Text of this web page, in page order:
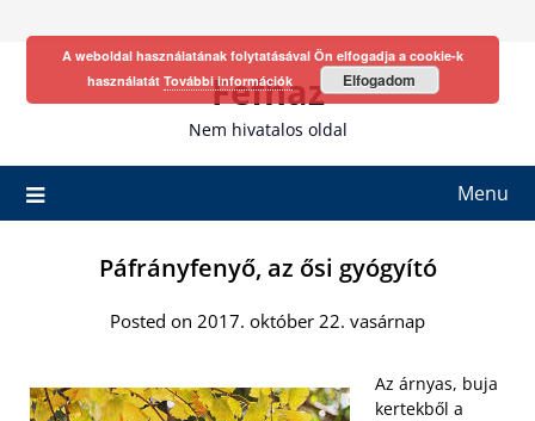
Fefhaz
Nem hivatalos oldal
Menu
Páfrányfenyő, az ősi gyógyító
Posted on 2017. október 22. vasárnap
Az árnyas, buja
kertekből a
A weboldal használatának folytatásával Ön elfogadja a cookie-k
használatát További információk Elfogadom